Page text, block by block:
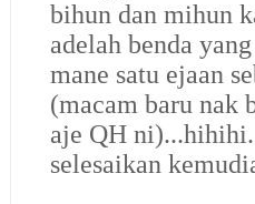
bihun dan mihun
adelah benda
mane satu ejaan
(macam baru nak
aje QH
selesaikan